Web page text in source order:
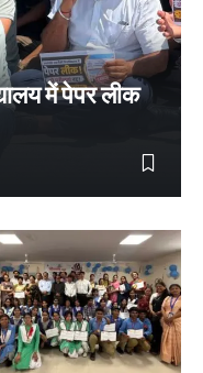
में पेपर लीक